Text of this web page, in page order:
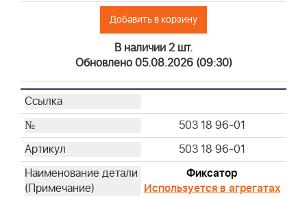
Добавить в корзину
В наличии 2 шт.
Обновлено 05.08.2026 (09:30)
503 18 96-01
503 18 96-01
Фиксатор
Используется в агрегатах